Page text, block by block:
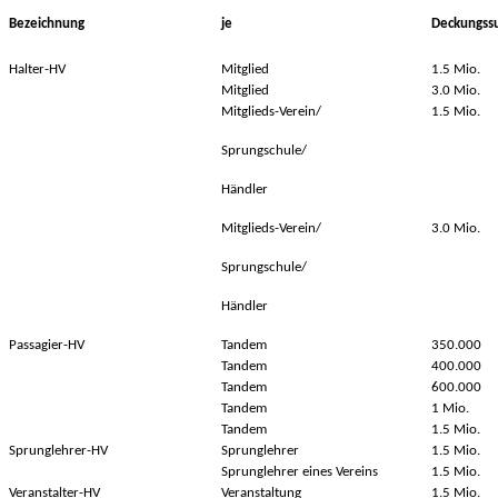
Bezeichnung je
Halter-HV Mitglied
1.5 Mio.
Mitglied
3.0 Mio.
Mitglieds-Verein/
Sprungschule/
Händler
1.5 Mio.
Mitglieds-Verein/
Sprungschule/
Händler
3.0 Mio.
Passagier-HV Tandem
350.000
Tandem
400.000
Tandem
600.000
Tandem
1 Mio.
Tandem
1.5 Mio.
Sprunglehrer-HV
Sprunglehrer
1.5 Mio.
Sprunglehrer eines Vereins
1.5 Mio.
Veranstalter-HV
Veranstaltung 1.5 Mio.